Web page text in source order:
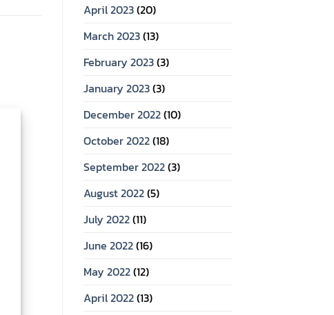
April 2023(20)
March 2023(13)
February 2023(3)
January 2023(3)
December 2022(10)
October 2022(18)
September 2022(3)
August 2022(5)
July 2022(11)
June 2022(16)
May 2022(12)
April 2022(13)